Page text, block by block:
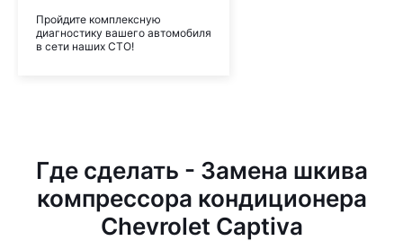
Пройдите комплексную
диагностику вашего автомобиля
в сети наших СТО!
Где сделать - Замена шкива
компрессора кондиционера
Chevrolet Captiva